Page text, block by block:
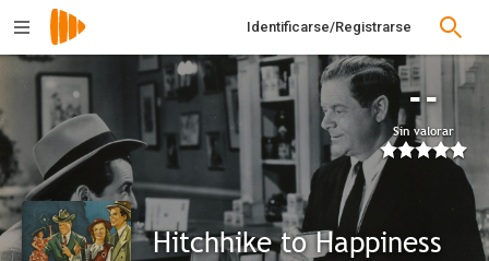
Identificarse/Registrarse
--
Sin valorar
Hitchhike to Happiness